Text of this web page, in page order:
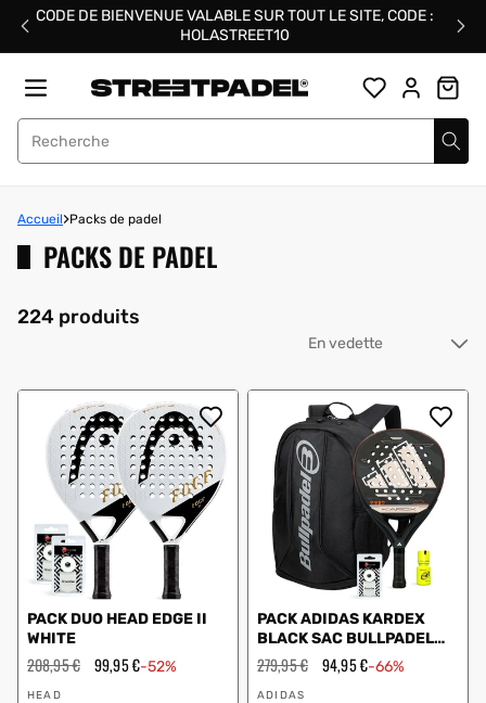
PasserCODE DE BIENVENUE VALABLE SUR TOUT LE SITE, CODE :
HOLASTREET10
Street Padel
Accueil Packs de padel
PACKS DE PADEL
224 produits
:
PACK DUO HEAD EDGE II
WHITE
Prix
régulier
208,95 € Prix
99,95 €-52%
Vendeur
HEAD
PACK ADIDAS KARDEX
BLACK SAC BULLPADEL
DRY GRIP
Prix
régulier
279,95 € Prix
94,95 €-66%
Vendeur
ADIDAS